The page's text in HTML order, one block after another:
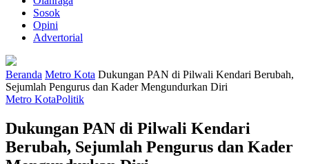
Sosok
Opini
Advertorial
Beranda Metro Kota Dukungan PAN di Pilwali Kendari Berubah,
Sejumlah Pengurus dan Kader Mengundurkan Diri
Metro KotaPolitik
Dukungan PAN di Pilwali Kendari
Berubah, Sejumlah Pengurus dan Kader